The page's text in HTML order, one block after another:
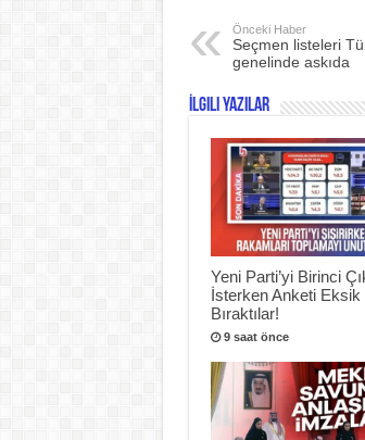
Önceki Haber
Seçmen listeleri
genelinde askıda
İlgili Yazılar
Yeni Parti’yi Birinci
İsterken Anketi Eksik
Bıraktılar!
9 saat önce